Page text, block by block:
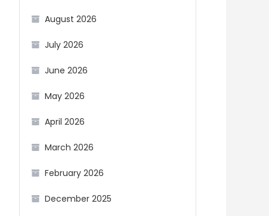
August 2026
July 2026
June 2026
May 2026
April 2026
March 2026
February 2026
December 2025